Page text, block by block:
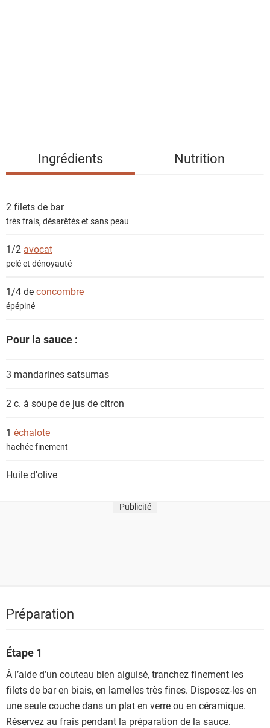
i
e
n
t
Ingrédients Nutrition
2 filets de bar
très frais, désarêtés et sans peau
1/2 avocat
pelé et dénoyauté
1/4 deconcombre
épépiné
Pour la sauce :
3 mandarines satsumas
2 c. à soupe de jus de citron
1 échalote
hachée finement
Huile d'olive
Publicité
Préparation
Étape 1
À l’aide d’un couteau bien aiguisé, tranchez finement les
filets de bar en biais, en lamelles très fines. Disposez-les en
une seule couche dans un plat en verre ou en céramique.
Réservez au frais pendant la préparation de la sauce.